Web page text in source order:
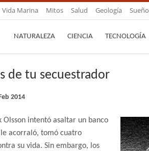
Vida Marina Mitos Salud Geología Sueño
NATURALEZA CIENCIA TECNOLOGÍA
de tu secuestrador
2014
Olsson intentó asaltar un banco
acorraló, tomó cuatro
su vida. Sin embargo, los